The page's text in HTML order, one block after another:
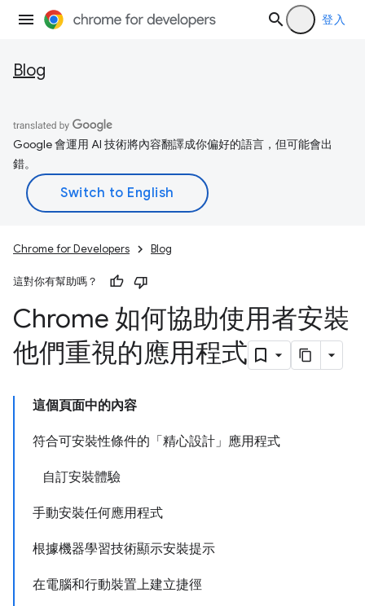
登入
Blog
Google 會運用 AI 技術將內容翻譯成你偏好的語言，但可能會出
錯。
Chrome for Developers Blog
這對你有幫助嗎？
Chrome 如何協助使用者安裝
他們重視的應用程式
這個頁面中的內容
符合可安裝性條件的「精心設計」應用程式
自訂安裝體驗
手動安裝任何應用程式
根據機器學習技術顯示安裝提示
在電腦和行動裝置上建立捷徑